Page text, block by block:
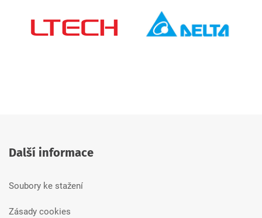
Další informace
Soubory ke stažení
Zásady cookies